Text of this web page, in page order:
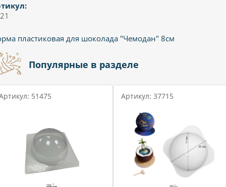
пластиковая для шоколада "Чемодан" 8см
Популярные в разделе
51475 Артикул: 37715